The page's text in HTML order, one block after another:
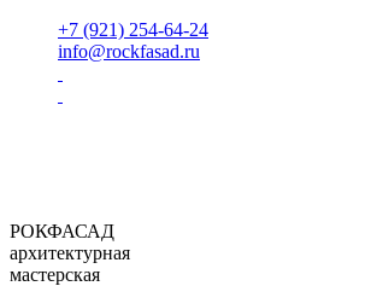
+7 (921) 254-64-24
info@rockfasad.ru
РОКФАСАД
архитектурная
мастерская